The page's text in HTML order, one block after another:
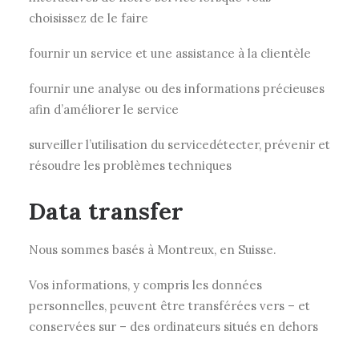
choisissez de le faire
fournir un service et une assistance à la clientèle
fournir une analyse ou des informations précieuses
afin d’améliorer le service
surveiller l’utilisation du servicedétecter, prévenir et
résoudre les problèmes techniques
Data transfer
Nous sommes basés à Montreux, en Suisse.
Vos informations, y compris les données
personnelles, peuvent être transférées vers – et
conservées sur – des ordinateurs situés en dehors